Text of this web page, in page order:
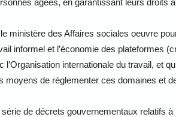
âgées, en garantissant leurs droits
ministère des Affaires sociales oeuvre
informel et l’économie des plateformes
l’Organisation internationale du travail, et
moyens de réglementer ces domaines et
de décrets gouvernementaux relatifs